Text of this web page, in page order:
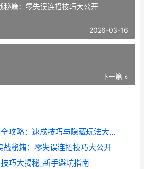
秘籍：零失误连招技巧大公开
2026-03-16
下一篇 »
逆水寒召唤黑皮全攻略：速成技巧与隐藏玩法大揭秘
战秘籍：零失误连招技巧大公开
巧大揭秘_新手避坑指南